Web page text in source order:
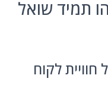
תמיד שואל
לקוח